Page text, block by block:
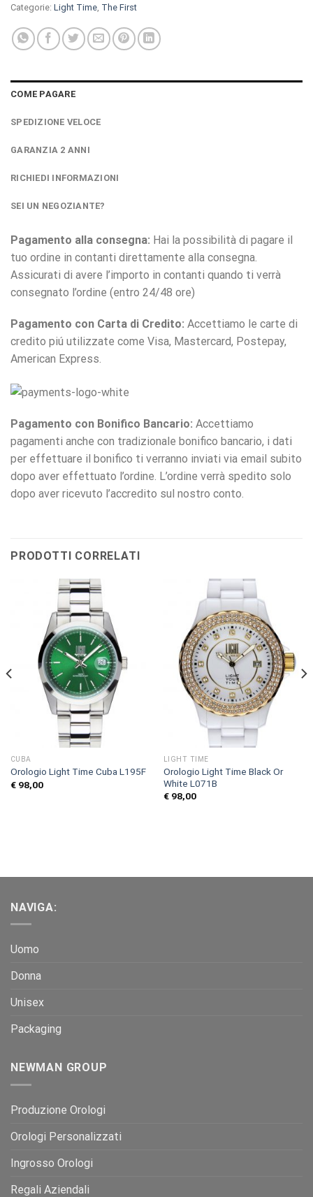
Categorie: Light Time The First
COME PAGARE
SPEDIZIONE VELOCE
GARANZIA 2 ANNI
RICHIEDI INFORMAZIONI
SEI UN NEGOZIANTE?
Pagamento alla consegna: Hai la possibilità di pagare il
tuo ordine in contanti direttamente alla consegna.
Assicurati di avere l’importo in contanti quando ti verrà
consegnato l’ordine (entro 24/48 ore)
Pagamento con Carta di Credito: Accettiamo le carte di
credito piú utilizzate come Visa, Mastercard, Postepay,
American Express.
Pagamento con Bonifico Bancario: Accettiamo
pagamenti anche con tradizionale bonifico bancario, i dati
per effettuare il bonifico ti verranno inviati via email subito
dopo aver effettuato l’ordine. L’ordine verrà spedito solo
dopo aver ricevuto l’accredito sul nostro conto.
PRODOTTI CORRELATI
CUBA
Orologio Light Time Cuba L195F
€98,00
LIGHT TIME
Orologio Light Time Black Or
White L071B
€98,00
NAVIGA:
Uomo
Donna
Unisex
Packaging
NEWMAN GROUP
Produzione Orologi
Orologi Personalizzati
Ingrosso Orologi
Regali Aziendali